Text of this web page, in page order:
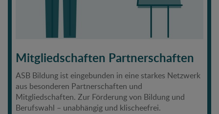
Mitgliedschaften Partnerschaften
ASB Bildung ist eingebunden in eine starkes Netzwerk
aus besonderen Partnerschaften und
Mitgliedschaften. Zur Förderung von Bildung und
Berufswahl – unabhängig und klischeefrei.